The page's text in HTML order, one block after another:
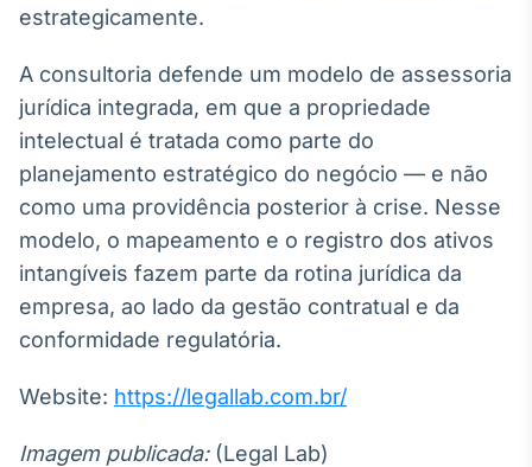
estrategicamente.
A consultoria defende um modelo de assessoria
jurídica integrada, em que a propriedade
intelectual é tratada como parte do
planejamento estratégico do negócio — e não
como uma providência posterior à crise. Nesse
modelo, o mapeamento e o registro dos ativos
intangíveis fazem parte da rotina jurídica da
empresa, ao lado da gestão contratual e da
conformidade regulatória.
Website: https://legallab.com.br/
Imagem publicada:(Legal Lab)